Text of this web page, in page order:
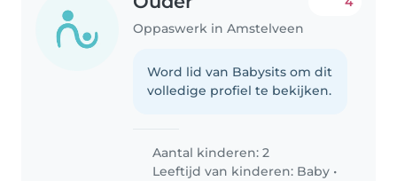
Oppaswerk in Amstelveen
Word lid van Babysits om dit
volledige profiel te bekijken.
Aantal kinderen: 2
Leeftijd van kinderen: Baby •